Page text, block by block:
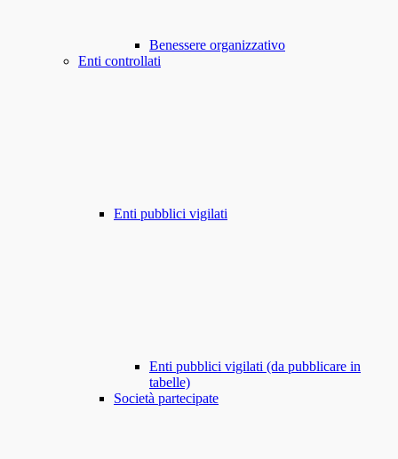
Benessere organizzativo
Enti controllati
Enti pubblici vigilati
Enti pubblici vigilati (da pubblicare in
tabelle)
Società partecipate